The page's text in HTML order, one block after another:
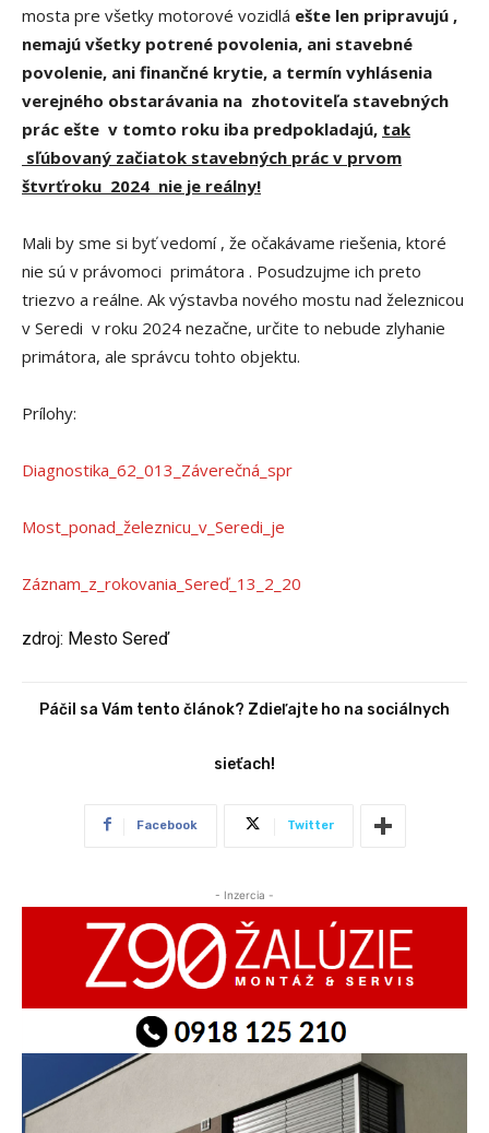
mosta pre všetky motorové vozidlá ešte len pripravujú ,
nemajú všetky potrené povolenia, ani stavebné
povolenie, ani finančné krytie, a termín vyhlásenia
verejného obstarávania na zhotoviteľa stavebných
prác ešte v tomto roku iba predpokladajú, tak
sľúbovaný začiatok stavebných prác v prvom
štvrťroku 2024 nie je reálny!
Mali by sme si byť vedomí , že očakávame riešenia, ktoré
nie sú v právomoci primátora . Posudzujme ich preto
triezvo a reálne. Ak výstavba nového mostu nad železnicou
v Seredi v roku 2024 nezačne, určite to nebude zlyhanie
primátora, ale správcu tohto objektu.
Prílohy:
Diagnostika_62_013_Záverečná_spr
Most_ponad_železnicu_v_Seredi_je
Záznam_z_rokovania_Sereď_13_2_20
zdroj: Mesto Sereď
Páčil sa Vám tento článok? Zdieľajte ho na sociálnych
sieťach!
Facebook Twitter
- Inzercia -